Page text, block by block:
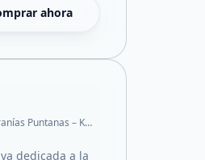
ahora
Predio Sol Puntano, Autopista de las Serranías Puntanas – Km 797,3.
dedicada a la